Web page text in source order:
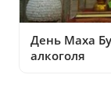
День Маха
алкоголя